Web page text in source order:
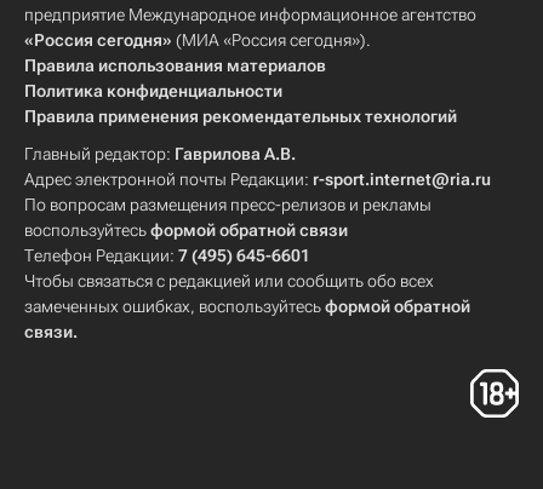
предприятие Международное информационное агентство
«Россия сегодня» (МИА «Россия сегодня»).
Правила использования материалов
Политика конфиденциальности
Правила применения рекомендательных технологий
Главный редактор: Гаврилова А.В.
Адрес электронной почты Редакции: r-sport.internet@ria.ru
По вопросам размещения пресс-релизов и рекламы
воспользуйтесьформой обратной связи
Телефон Редакции: 7 (495) 645-6601
Чтобы связаться с редакцией или сообщить обо всех
замеченных ошибках, воспользуйтесьформой обратной
связи.